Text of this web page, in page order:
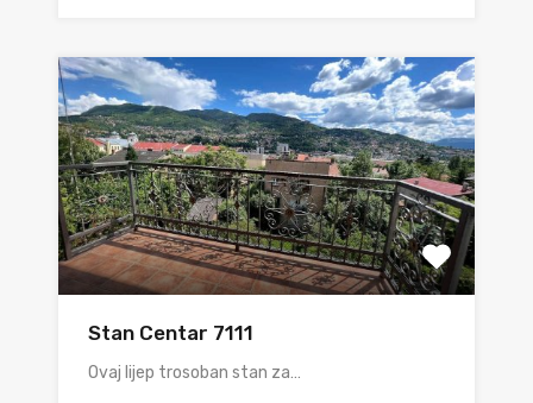
Stan Centar 7111
Ovaj lijep trosoban stan za…